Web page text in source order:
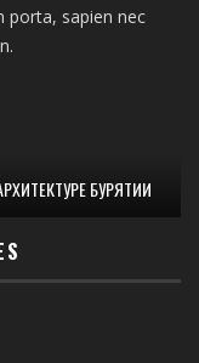
porta, sapien nec
БУРЯТИИ